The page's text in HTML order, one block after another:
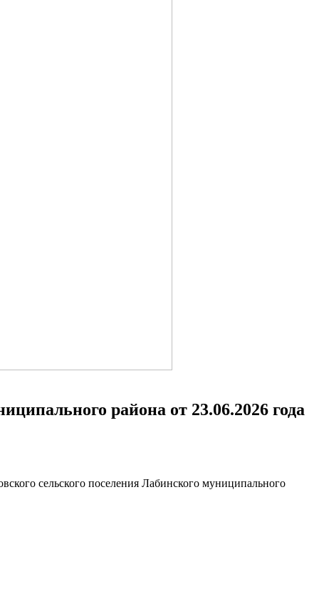
района от 23.06.2026 года
сельского поселения Лабинского муниципального